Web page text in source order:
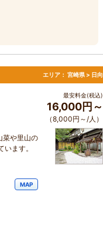
エリア： 宮崎県 > 日向
菜や里山の
ます。
MAP
最安料金(税込)
16,000円～
（8,000円～/人）